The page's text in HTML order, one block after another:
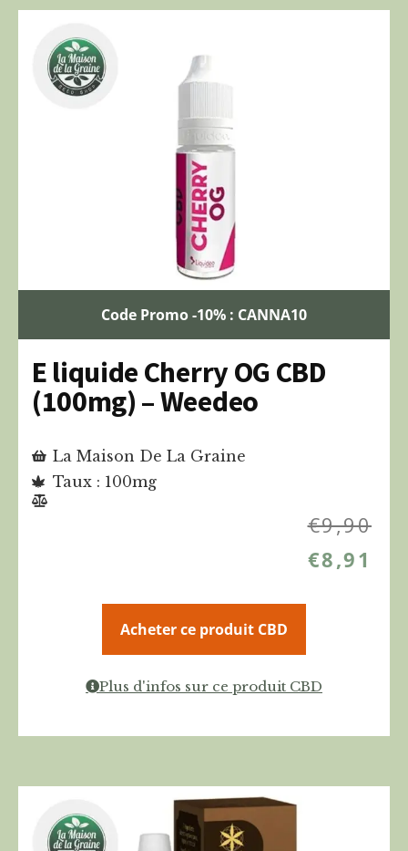
Code Promo -10% : CANNA10
E liquide Cherry OG CBD
(100mg) – Weedeo
La Maison De La Graine
Taux : 100mg
€9,90
€8,91
Acheter ce produit CBD
Plus d'infos sur ce produit CBD